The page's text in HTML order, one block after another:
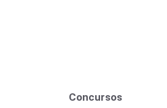
Concursos